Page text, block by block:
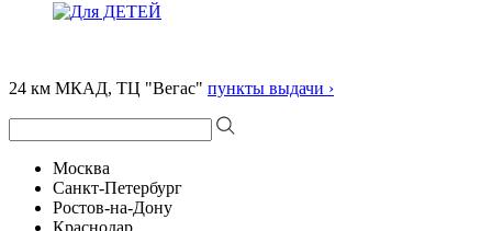
24 км МКАД, ТЦ "Вегас" пункты выдачи ›
Москва
Санкт-Петербург
Ростов-на-Дону
Краснодар